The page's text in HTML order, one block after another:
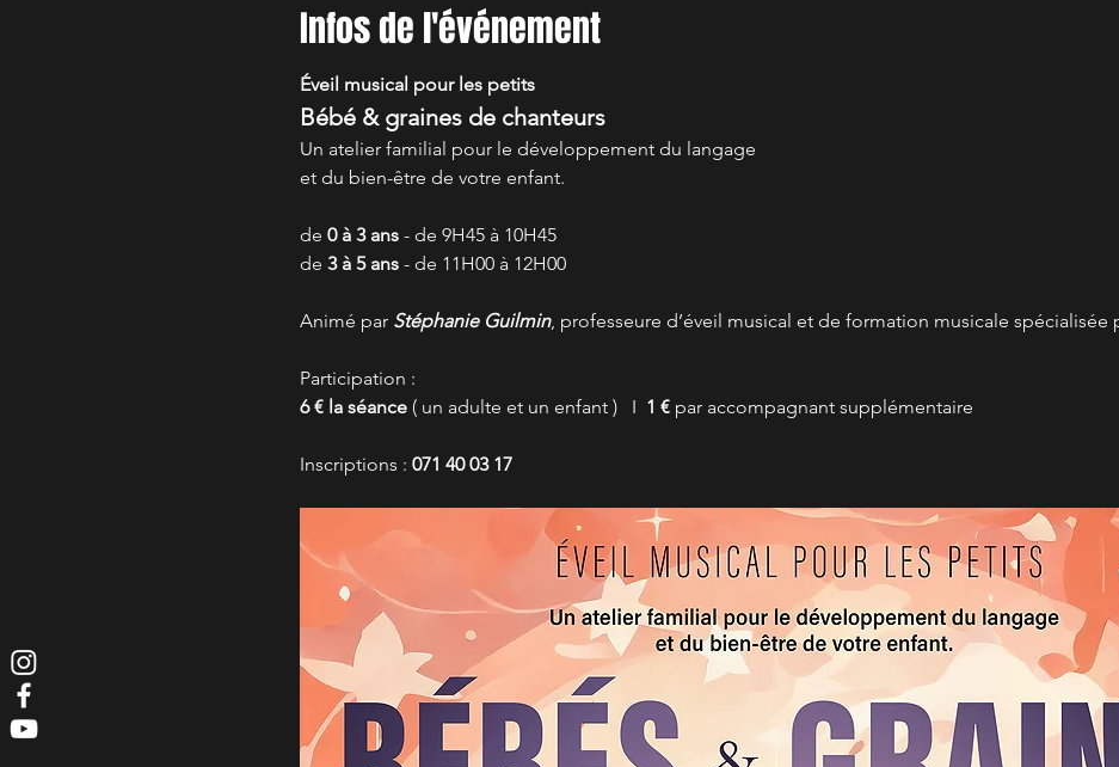
Infos de l'événement
Éveil musical pour les petits
Bébé & graines de chanteurs
Un atelier familial pour le développement du langage
et du bien-être de votre enfant.
de 0 à 3 ans - de 9H45 à 10H45
de 3 à 5 ans - de 11H00 à 12H00
Animé par Stéphanie Guilmin, professeure d’éveil musical et de formation musicale spécialisée
Participation :
6 € la séance ( un adulte et un enfant )   I 1 € par accompagnant supplémentaire
Inscriptions : 071 40 03 17